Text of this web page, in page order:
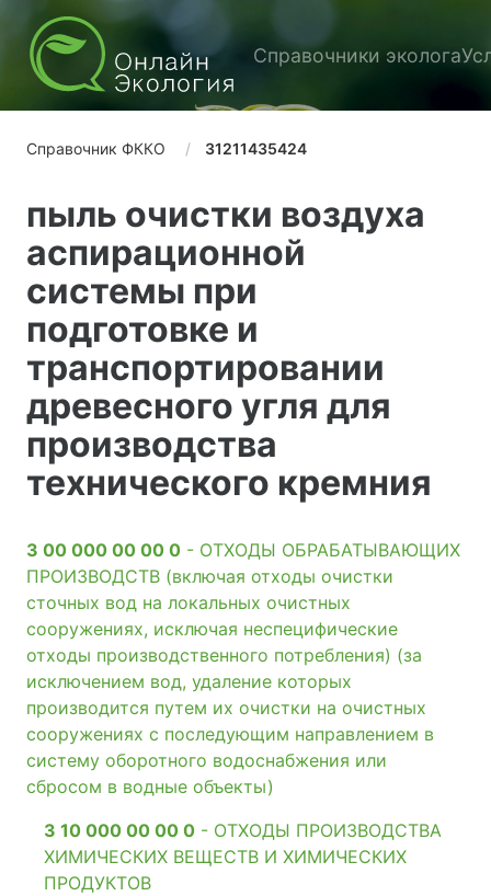
Справочники эколога
Справочник ФККО 31211435424
пыль очистки воздуха
аспирационной
системы при
подготовке и
транспортировании
древесного угля для
производства
технического кремния
3 00 000 00 00 0 - ОТХОДЫ ОБРАБАТЫВАЮЩИХ
ПРОИЗВОДСТВ (включая отходы очистки
сточных вод на локальных очистных
сооружениях, исключая неспецифические
отходы производственного потребления) (за
исключением вод, удаление которых
производится путем их очистки на очистных
сооружениях с последующим направлением в
систему оборотного водоснабжения или
сбросом в водные объекты)
3 10 000 00 00 0 - ОТХОДЫ ПРОИЗВОДСТВА
ХИМИЧЕСКИХ ВЕЩЕСТВ И ХИМИЧЕСКИХ
ПРОДУКТОВ